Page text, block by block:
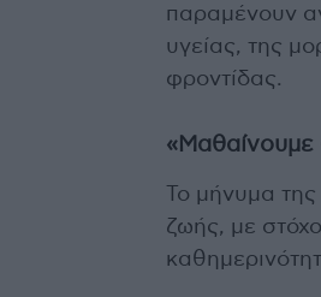
παραμένουν
υγείας, της
φροντίδας.
Το μήνυμα
ζωής, με